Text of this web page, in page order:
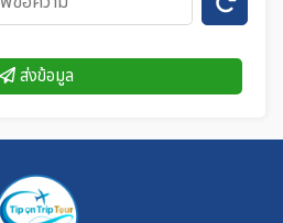
ส่งข้อมูล